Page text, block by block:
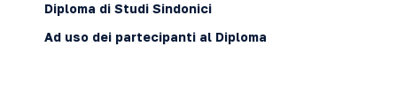
Diploma di Studi Sindonici
Ad uso dei partecipanti al Diploma